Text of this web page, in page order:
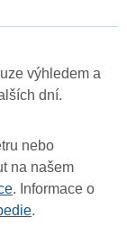
výhledem a
dní.
nebo
na našem
. Informace o
.